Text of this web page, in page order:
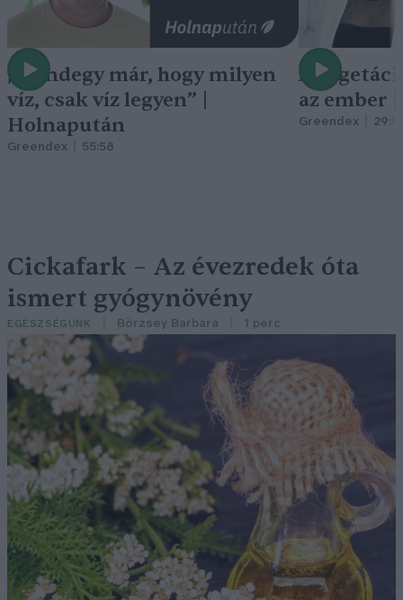
„Mindegy már, hogy milyen
víz, csak víz legyen” |
Holnapután
Greendex 55:58
A
az ember
Greendex
Cickafark – Az évezredek óta
ismert gyógynövény
EGÉSZSÉGÜNK Börzsey Barbara 1 perc